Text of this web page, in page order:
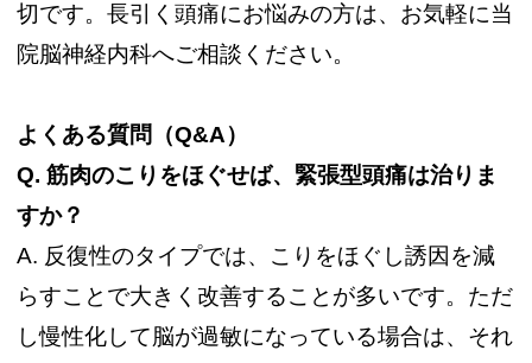
切です。長引く頭痛にお悩みの方は、お気軽に当
院脳神経内科へご相談ください。
よくある質問（Q&A）
Q.筋肉のこりをほぐせば、緊張型頭痛は治りま
すか？
A. 反復性のタイプでは、こりをほぐし誘因を減
らすことで大きく改善することが多いです。ただ
し慢性化して脳が過敏になっている場合は、それ